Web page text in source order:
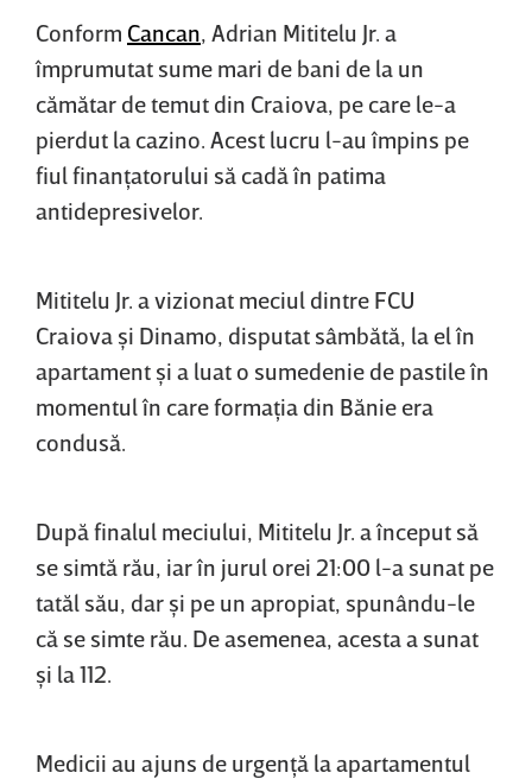
Conform Cancan, Adrian Mititelu Jr. a
împrumutat sume mari de bani de la un
cămătar de temut din Craiova, pe care le-a
pierdut la cazino. Acest lucru l-au împins pe
fiul finanţatorului să cadă în patima
antidepresivelor.
Mititelu Jr. a vizionat meciul dintre FCU
Craiova şi Dinamo, disputat sâmbătă, la el în
apartament şi a luat o sumedenie de pastile în
momentul în care formaţia din Bănie era
condusă.
După finalul meciului, Mititelu Jr. a început să
se simtă rău, iar în jurul orei 21:00 l-a sunat pe
tatăl său, dar şi pe un apropiat, spunându-le
că se simte rău. De asemenea, acesta a sunat
şi la 112.
Medicii au ajuns de urgenţă la apartamentul